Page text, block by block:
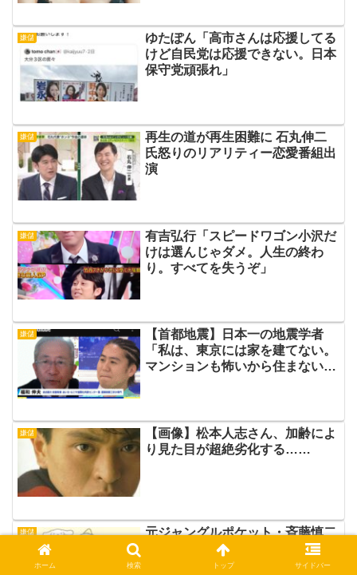
嫌儲
ゆたぽん「高市さんは応援してる
けど自民党は応援できない。日本
保守党頑張れ」
嫌儲
再生の道が再生困難に 石丸伸二
氏怒りのリアリティー恋愛番組出
演
嫌儲
有吉弘行「スピードワゴン小沢だ
けは選んじゃダメ。人生の終わ
り。すべてを失うぞ」
嫌儲
【首都地震】日本一の地震学者
「私は、東京には家を建てない。
マンションも怖いから住まない」
嫌儲
【画像】松本人志さん、加齢によ
り見た目が超絶劣化する……
嫌儲
元ジャングルポケット・斉藤慎二
被告のバウムクーヘン、転売され
る《転売商品は買わないで》注意
ホーム 検索 トップ サイドバー